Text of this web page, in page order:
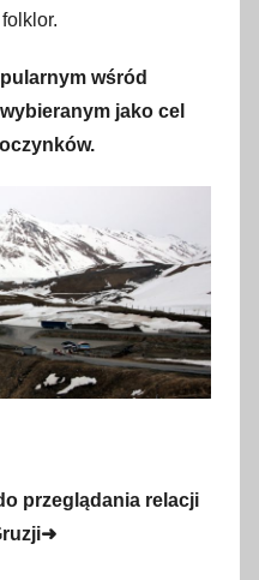
wśród
jako cel
przeglądania relacji